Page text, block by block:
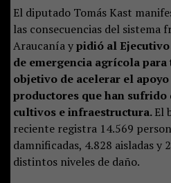
El diputado Tomás Kast
las consecuencias del sistema
Araucanía ypidió al
de emergencia agrícola
objetivo de acelerar el
productores que han sufrido
cultivos e infraestructura.El
reciente registra 14.569
damnificadas, 4.828 aisladas y
distintos niveles de daño.